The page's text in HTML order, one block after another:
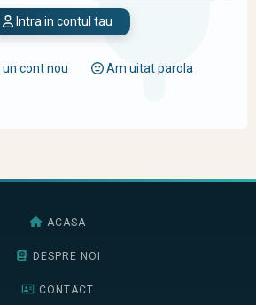
Intra in contul tau
cont nou Am uitat parola
ACASA
DESPRE NOI
CONTACT